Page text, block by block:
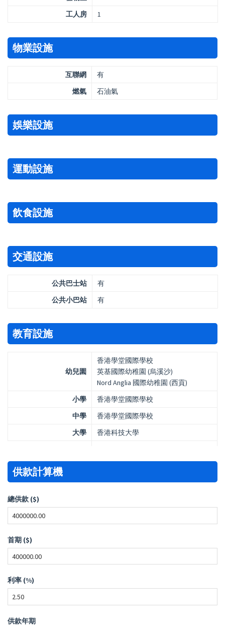
工人房
1
物業設施
互聯網
有
燃氣
石油氣
娛樂設施
運動設施
飲食設施
交通設施
公共巴士站
有
公共小巴站
有
教育設施
幼兒園
香港學堂國際學校
英基國際幼稚園 (烏溪沙)
Nord Anglia 國際幼稚園 (西貢)
小學
香港學堂國際學校
中學
香港學堂國際學校
大學
香港科技大學
供款計算機
總供款 ($)
首期 ($)
利率 (%)
供款年期